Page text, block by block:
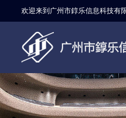
欢迎来到广州市錞乐信息科技有